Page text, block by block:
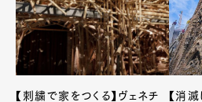
【刺繍で家をつくる】ヴェネチ
【消